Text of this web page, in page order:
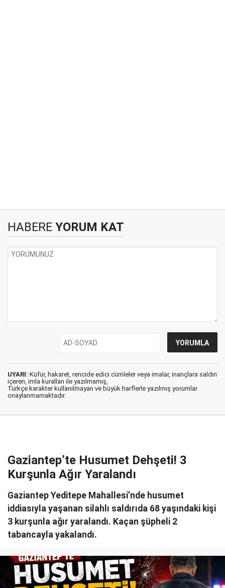
HABERE YORUM KAT
UYARI: Küfür, hakaret, rencide edici cümleler veya imalar, inançlara saldırı
içeren, imla kuralları ile yazılmamış,
Türkçe karakter kullanılmayan ve büyük harflerle yazılmış yorumlar
onaylanmamaktadır.
Gaziantep’te Husumet Dehşeti! 3
Kurşunla Ağır Yaralandı
Gaziantep Yeditepe Mahallesi’nde husumet
iddiasıyla yaşanan silahlı saldırıda 68 yaşındaki kişi
3 kurşunla ağır yaralandı. Kaçan şüpheli 2
tabancayla yakalandı.